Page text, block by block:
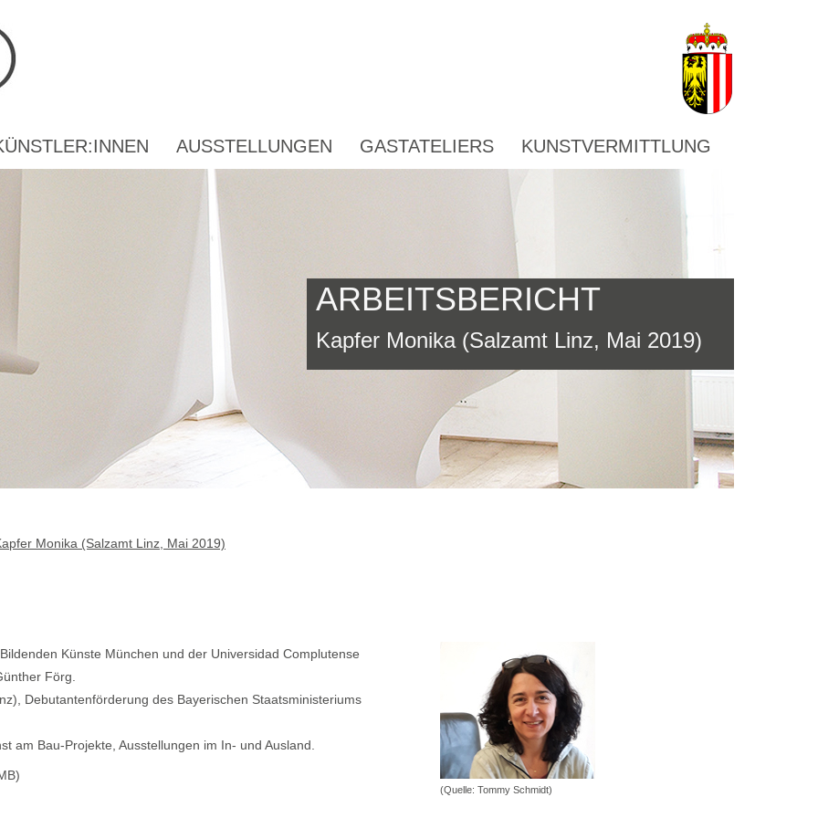
AUSSTELLUNGEN GASTATELIERS KUNSTVERMITTLUNG
ARBEITSBERICHT
Kapfer Monika (Salzamt Linz, Mai 2019)
Monika (Salzamt Linz, Mai 2019)
Künste München und der Universidad Complutense
Förg.
Debutantenförderung des Bayerischen Staatsministeriums
am Bau-Projekte, Ausstellungen im In- und Ausland.
(Quelle: Tommy Schmidt)